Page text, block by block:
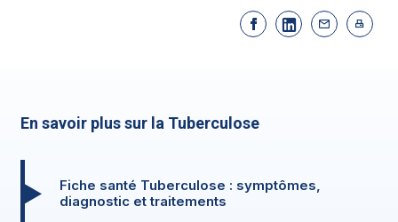
En savoir plus sur la Tuberculose
Fiche santé Tuberculose : symptômes,
diagnostic et traitements